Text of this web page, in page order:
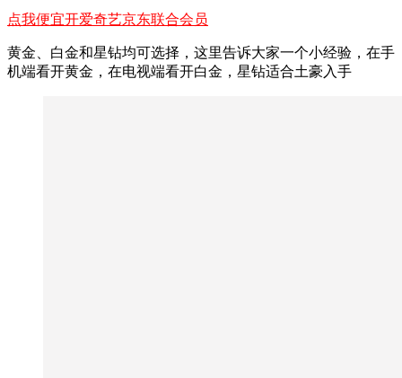
点我便宜开爱奇艺京东联合会员
黄金、白金和星钻均可选择，这里告诉大家一个小经验，在手
机端看开黄金，在电视端看开白金，星钻适合土豪入手